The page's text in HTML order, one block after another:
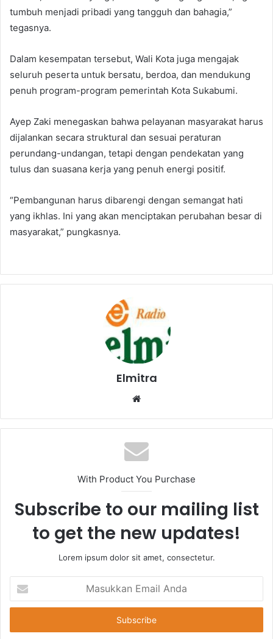
tumbuh menjadi pribadi yang tangguh dan bahagia,”
tegasnya.
Dalam kesempatan tersebut, Wali Kota juga mengajak
seluruh peserta untuk bersatu, berdoa, dan mendukung
penuh program-program pemerintah Kota Sukabumi.
Ayep Zaki menegaskan bahwa pelayanan masyarakat harus
dijalankan secara struktural dan sesuai peraturan
perundang-undangan, tetapi dengan pendekatan yang
tulus dan suasana kerja yang penuh energi positif.
“Pembangunan harus dibarengi dengan semangat hati
yang ikhlas. Ini yang akan menciptakan perubahan besar di
masyarakat,” pungkasnya.
Elmitra
Website
With Product You Purchase
Subscribe to our mailing list
to get the new updates!
Lorem ipsum dolor sit amet, consectetur.
Email
Anda